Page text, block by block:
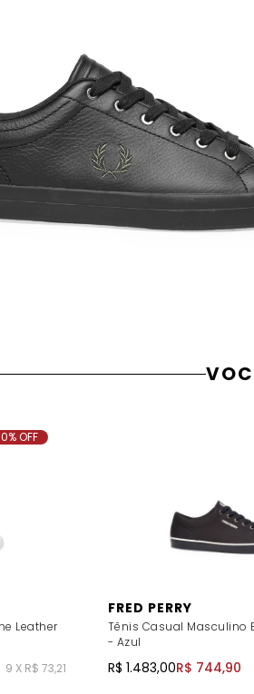
Leather
9 X R$ 73,21
OFF
FRED PERRY
Tênis Casual Masculino
- Azul
R$ 1.483,00R$ 744,90